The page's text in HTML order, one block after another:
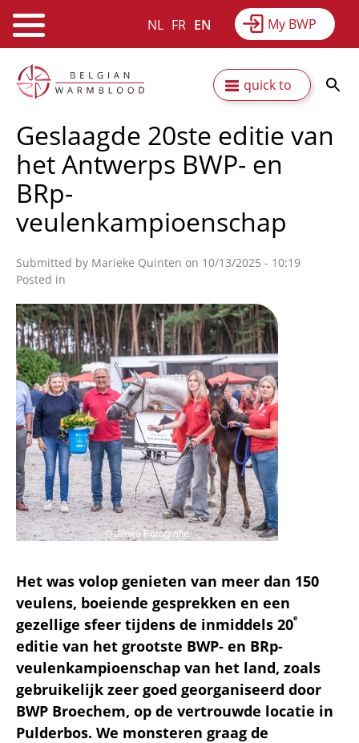
Skip
content
My BWP
NL FR EN
Secundaire
navigatie
Webshop News
quick to
Geslaagde 20ste editie van
het Antwerps BWP- en
BRp-
veulenkampioenschap
Submitted by Marieke Quinten on 10/13/2025 - 10:19
Posted in
Afbeelding
Het was volop genieten van meer dan 150
veulens, boeiende gesprekken en een
gezellige sfeer tijdens de inmiddels 20e
editie van het grootste BWP- en BRp-
veulenkampioenschap van het land, zoals
gebruikelijk zeer goed georganiseerd door
BWP Broechem, op de vertrouwde locatie in
Pulderbos. We monsteren graag de